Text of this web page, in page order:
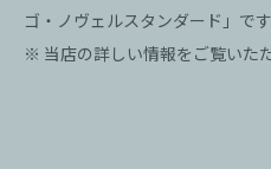
ゴ・ノヴェルスタンダード」です
※ 当店の詳しい情報をご覧い